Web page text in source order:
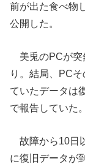
前が出た食べ物
公開した。
美兎のPCが突
り。結局、PC
ていたデータは
で報告していた。
故障から10日
に復旧データが